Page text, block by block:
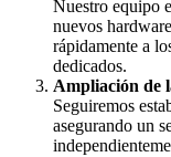
Nuestro equipo
nuevos
rápidamente a
dedicados.
Ampliación de
Seguiremos
asegurando un